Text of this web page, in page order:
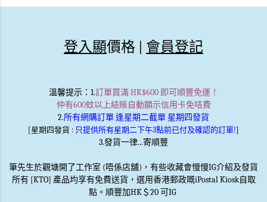
登入顯價格 | 會員登記
溫馨提示：1.訂單買滿 HK$600 即可順豐免運！
仲有600蚊以上結賬自動顯示信用卡免咭費
2.所有網購訂單 逢星期二截單 星期四發貨
[星期四發貨 : 只提供所有星期二下午3點前已付及確認的訂單!]
3.發貨一律...寄順豐
筆先生於觀塘開了工作室 (唔係店舖)，有些收藏會慢慢IG介紹及發貨
所有 [KTO] 產品均享有免費送貨，選用香港郵政嘅iPostal Kiosk自取
點。順豐加HK＄20 可IG